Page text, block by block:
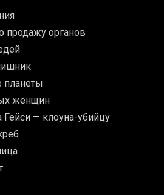
органов
планеты
женщин
— клоуна-убийцу